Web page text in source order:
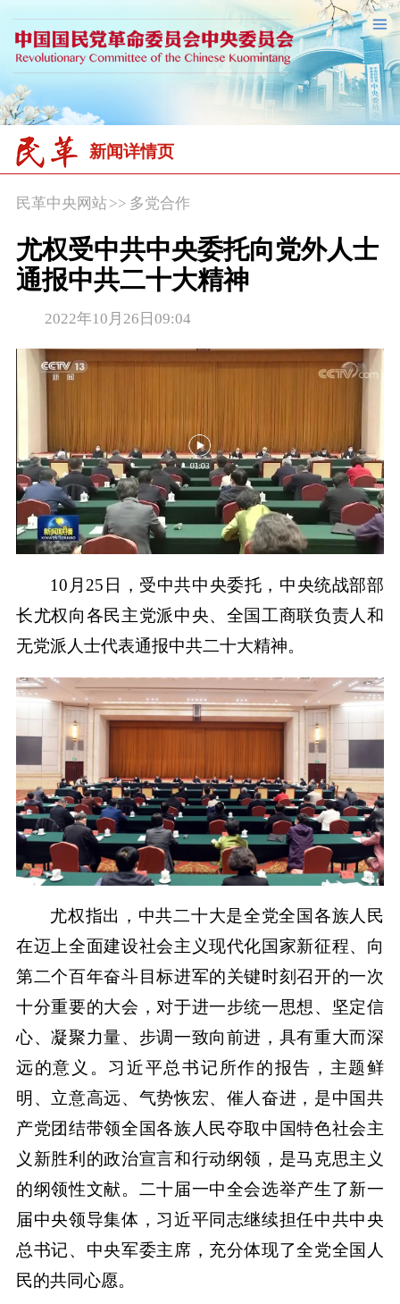
新闻详情页
民革中央网站>> 多党合作
尤权受中共中央委托向党外人士
通报中共二十大精神
2022年10月26日09:04
10月25日，受中共中央委托，中央统战部部
长尤权向各民主党派中央、全国工商联负责人和
无党派人士代表通报中共二十大精神。
尤权指出，中共二十大是全党全国各族人民
在迈上全面建设社会主义现代化国家新征程、向
第二个百年奋斗目标进军的关键时刻召开的一次
十分重要的大会，对于进一步统一思想、坚定信
心、凝聚力量、步调一致向前进，具有重大而深
远的意义。习近平总书记所作的报告，主题鲜
明、立意高远、气势恢宏、催人奋进，是中国共
产党团结带领全国各族人民夺取中国特色社会主
义新胜利的政治宣言和行动纲领，是马克思主义
的纲领性文献。二十届一中全会选举产生了新一
届中央领导集体，习近平同志继续担任中共中央
总书记、中央军委主席，充分体现了全党全国人
民的共同心愿。